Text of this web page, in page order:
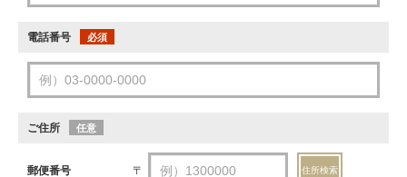
電話番号 必須
ご住所 任意
郵便番号 〒 住所検索